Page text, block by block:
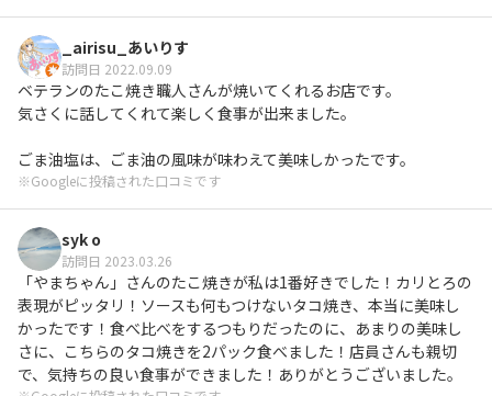
_airisu_あいりす
訪問日 2022.09.09
ベテランのたこ焼き職人さんが焼いてくれるお店です。
気さくに話してくれて楽しく食事が出来ました。
ごま油塩は、ごま油の風味が味わえて美味しかったです。
※Googleに投稿された口コミです
syk o
訪問日 2023.03.26
「やまちゃん」さんのたこ焼きが私は1番好きでした！カリとろの
表現がピッタリ！ソースも何もつけないタコ焼き、本当に美味し
かったです！食べ比べをするつもりだったのに、あまりの美味し
さに、こちらのタコ焼きを2パック食べました！店員さんも親切
で、気持ちの良い食事ができました！ありがとうございました。